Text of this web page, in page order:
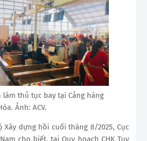
làm thủ tục bay tại Cảng hàng
Ảnh: ACV.
dựng hồi cuối tháng 8/2025, Cục
cho biết, tại Quy hoạch CHK Tuy